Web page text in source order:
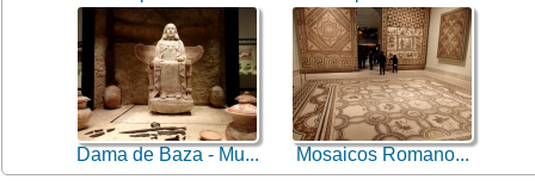
Dama de Baza - Mu... Mosaicos Romano...